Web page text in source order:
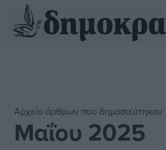
Αρχείο άρθρων που δημοσιεύτηκαν
Μαΐου 2025